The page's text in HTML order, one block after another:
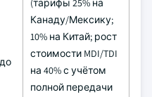
(тарифы 25% на
Канаду/Мексику;
10% на Китай; рост
стоимости MDI/TDI
на 40% с учётом
полной передачи